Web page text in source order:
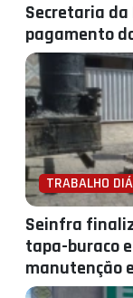
Secretaria
pagamento
TRABALHO
Seinfra
tapa-buraco
manutenção